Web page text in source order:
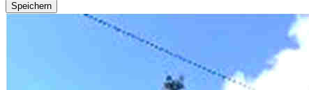
Speichern